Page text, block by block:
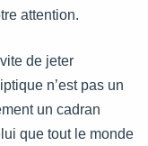
attention.
de jeter
n’est pas un
un cadran
que tout le monde